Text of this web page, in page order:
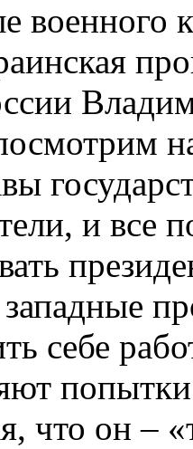
военного
и все
себе
что он –